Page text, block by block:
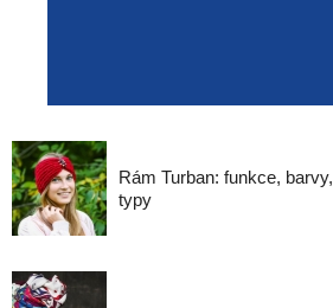
Rám Turban: funkce, barvy,
typy